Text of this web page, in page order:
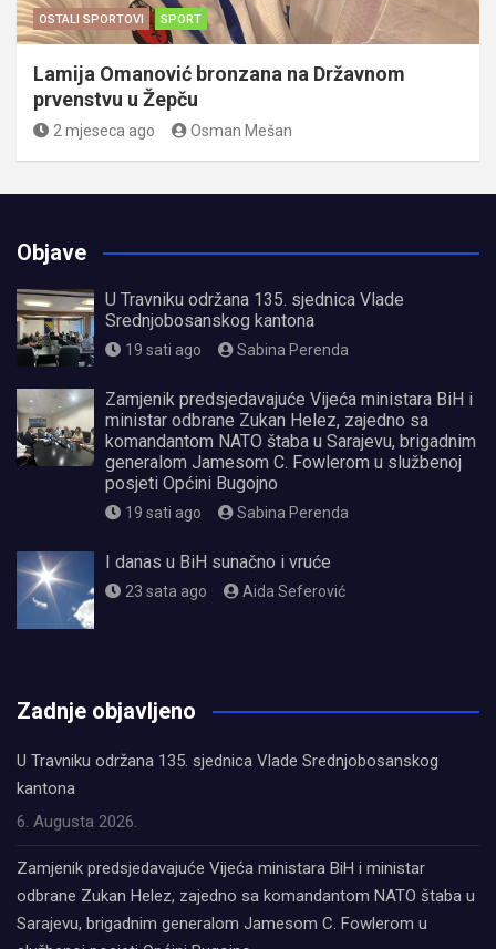
OSTALI SPORTOVI SPORT
Lamija Omanović bronzana na Državnom
prvenstvu u Žepču
2 mjeseca ago Osman Mešan
Objave
U Travniku održana 135. sjednica Vlade
Srednjobosanskog kantona
19 sati ago Sabina Perenda
Zamjenik predsjedavajuće Vijeća ministara BiH i
ministar odbrane Zukan Helez, zajedno sa
komandantom NATO štaba u Sarajevu, brigadnim
generalom Jamesom C. Fowlerom u službenoj
posjeti Općini Bugojno
19 sati ago Sabina Perenda
I danas u BiH sunačno i vruće
23 sata ago Aida Seferović
Zadnje objavljeno
U Travniku održana 135. sjednica Vlade Srednjobosanskog
kantona
6. Augusta 2026.
Zamjenik predsjedavajuće Vijeća ministara BiH i ministar
odbrane Zukan Helez, zajedno sa komandantom NATO štaba u
Sarajevu, brigadnim generalom Jamesom C. Fowlerom u